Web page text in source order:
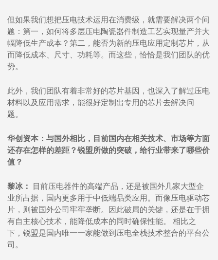
但如果我们想把压电技术运用在消费级，就需要解决两个问
题：第一，如何将多层压电陶瓷器件制造工艺实现量产并大
幅降低生产成本？第二，能否为新的压电应用定制芯片，从
而降低成本、尺寸、功耗等。而这些，恰恰是我们团队的优
势。
此外，我们团队有着非常好的芯片基因，也深入了解过压电
材料以及应用需求，能很好定制出专用的芯片去解决问
题。
华创资本：与国外相比，目前国内在相关技术、市场等方面
还存在怎样的差距？锐盟所做的突破，给行业带来了哪些价
值？
黎冰：
目前压电器件的高端产品，还是被国外几家大型企
业所占据，国内更多用于中低端品类应用。而像压电驱动芯
片，则被国外公司牢牢垄断。因此破局的关键，还是在于拥
有自主核心技术，能降低成本的同时确保性能。 相比之
下，锐盟是国内唯一一家能做到压电全栈技术整合的平台公
司。